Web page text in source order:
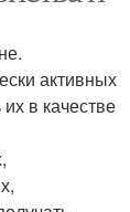
активных
в качестве